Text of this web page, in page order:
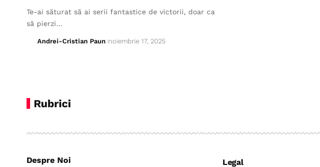
Te-ai săturat să ai serii fantastice de victorii, doar ca
să pierzi…
Andrei-Cristian Paun noiembrie 17, 2025
Rubrici
Despre Noi Legal